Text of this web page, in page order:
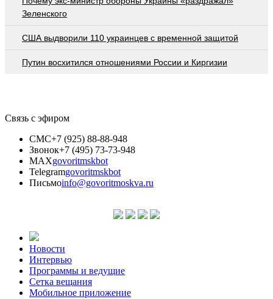
Зеленского
США выдворили 110 украинцев с временной защитой
Путин восхитился отношениями России и Киргизии
Связь с эфиром
СМС+7 (925) 88-88-948
Звонок+7 (495) 73-73-948
MAXgovoritmskbot
Telegramgovoritmskbot
Письмоinfo@govoritmoskva.ru
Новости
Интервью
Программы и ведущие
Сетка вещания
Мобильное приложение